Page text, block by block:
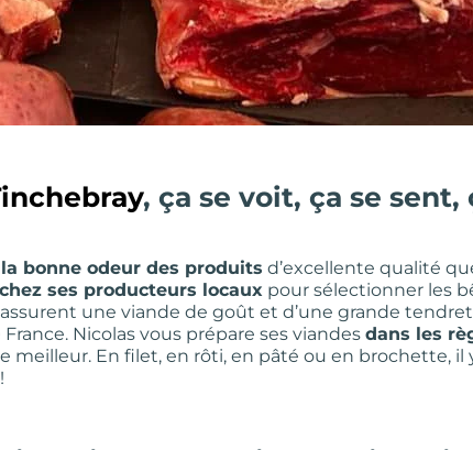
, ça se voit, ça se sent,
la bonne odeur des produits d’excellente qualité
ses producteurs locaux pour sélectionner les
une viande de goût et d’une grande
Nicolas vous prépare ses viandes dans les
meilleur. En filet, en rôti, en pâté ou en brochette,